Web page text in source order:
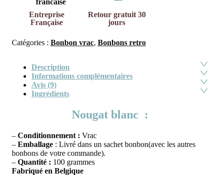
Entreprise
Française
Retour gratuit 30
jours
Catégories : Bonbon vrac, Bonbons retro
Description
Informations complémentaires
Avis (9)
Ingrédients
Nougat blanc :
– Conditionnement : Vrac
– Emballage : Livré dans un sachet bonbon(avec les autres
bonbons de votre commande).
– Quantité : 100 grammes
Fabriqué en Belgique